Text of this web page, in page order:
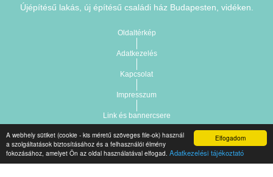
Elfogadom
A webhely sütiket (cookie - kis méretű szöveges file-ok) használ
a szolgáltatások biztosításához és a felhasználói élmény
fokozásához, amelyet Ön az oldal használatával elfogad. Adatkezelési tájékoztató
Újépítésű lakás, új építésű családi ház Budapesten, vidéken.
Oldaltérkép
Adatkezelés
Kapcsolat
Impresszum
Link és bannercsere
Copyright © 2021.Vár-Köz Kft. - Ingatlan nyilvántartó, ügyviteli és
adminisztrációs szoftver